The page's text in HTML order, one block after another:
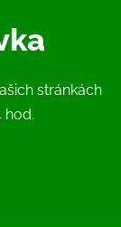
stránkách
hod.